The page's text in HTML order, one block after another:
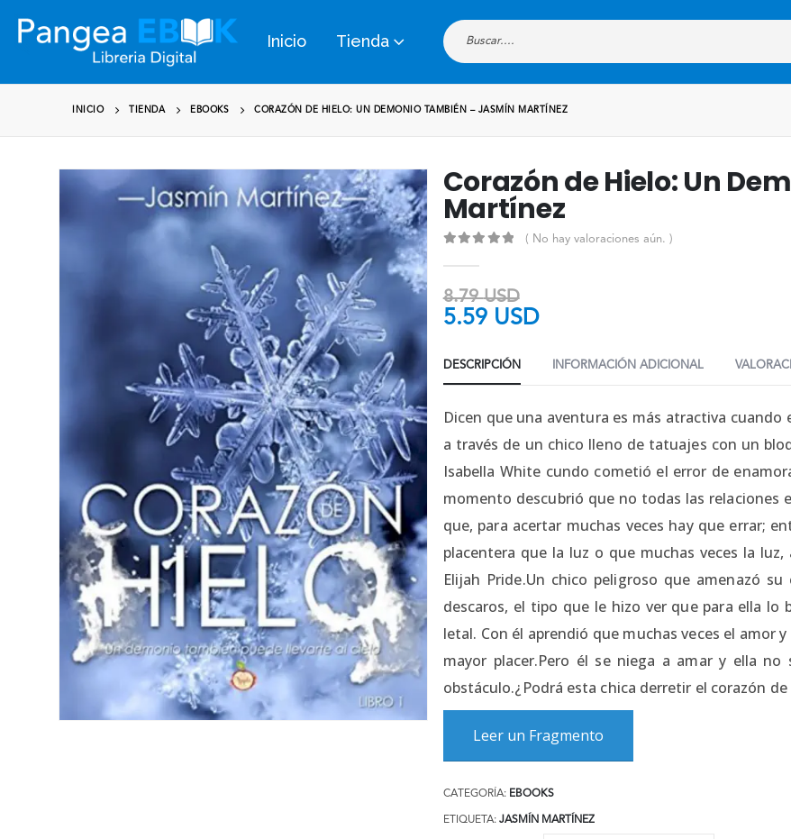
Inicio Tienda
INICIO TIENDA EBOOKS CORAZÓN DE HIELO: UN DEMONIO TAMBIÉN – JASMÍN MARTÍNEZ
Corazón de Hielo: Un
Martínez
( No hay valoraciones aún. )
8.79USD
5.59 USD
DESCRIPCIÓN INFORMACIÓN ADICIONAL
Dicen que una aventura es más atractiva
a través de un chico lleno de tatuajes con un
Isabella White cundo cometió el error de
momento descubrió que no todas las relaciones
que, para acertar muchas veces hay que errar;
placentera que la luz o que muchas veces la
Elijah Pride.Un chico peligroso que amenazó
descaros, el tipo que le hizo ver que para ella
letal. Con él aprendió que muchas veces el amor
mayor placer.Pero él se niega a amar y ella
obstáculo.¿Podrá esta chica derretir el corazón
Leer un Fragmento
CATEGORÍA: EBOOKS
ETIQUETA: JASMÍN MARTÍNEZ